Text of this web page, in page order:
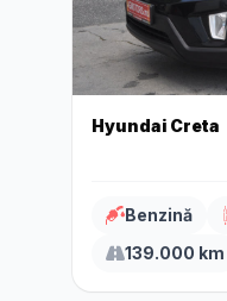
Hyundai Creta
Benzină
139.000 km